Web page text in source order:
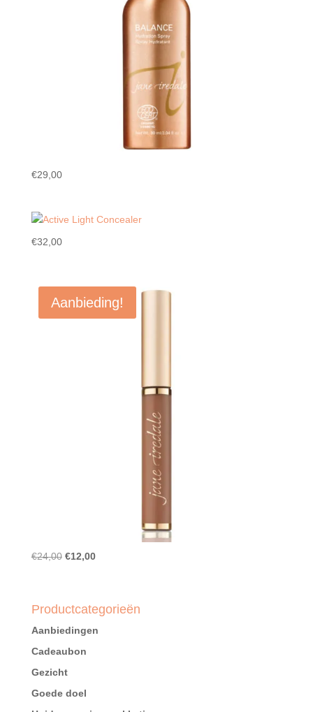
€29,00
€32,00
Aanbieding!
€24,00 Oorspronkelijke
€24,00.
€12,00Huidige
€12,00.
Productcategorieën
Aanbiedingen
Cadeaubon
Gezicht
Goede doel